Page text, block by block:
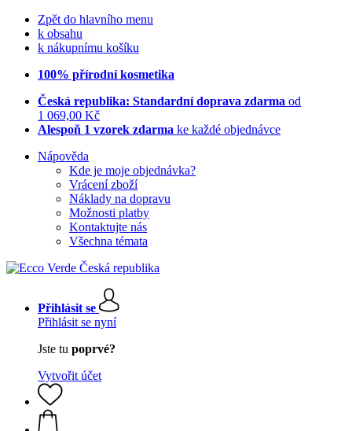
Zpět do hlavního menu
k obsahu
k nákupnímu košíku
100% přírodní kosmetika
Česká republika: Standardní doprava zdarma od
1 069,00 Kč
Alespoň 1 vzorek zdarma ke každé objednávce
Nápověda
Kde je moje objednávka?
Vrácení zboží
Náklady na dopravu
Možnosti platby
Kontaktujte nás
Všechna témata
Přihlásit se
Přihlásit se nyní
Jste tu poprvé?
Vytvořit účet